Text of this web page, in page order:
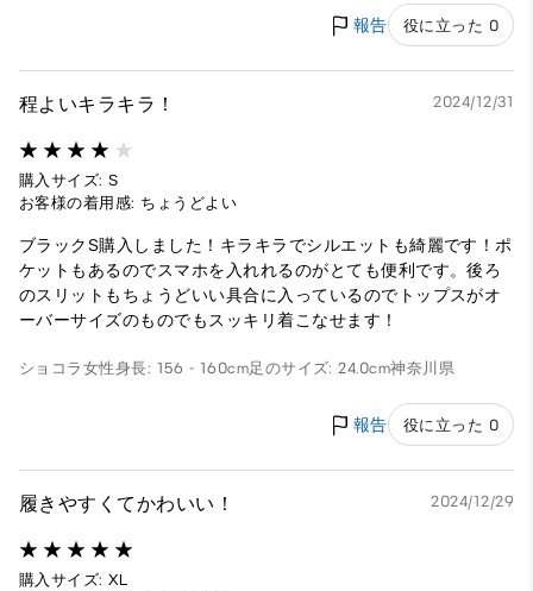
報告 役に立った 0
程よいキラキラ！ 2024/12/31
購入サイズ: S
お客様の着用感: ちょうどよい
ブラックS購入しました！キラキラでシルエットも綺麗です！ポ
ケットもあるのでスマホを入れれるのがとても便利です。後ろ
のスリットもちょうどいい具合に入っているのでトップスがオ
ーバーサイズのものでもスッキリ着こなせます！
ショコラ 女性身長: 156 - 160cm足のサイズ: 24.0cm神奈川県
報告 役に立った 0
履きやすくてかわいい！ 2024/12/29
購入サイズ: XL